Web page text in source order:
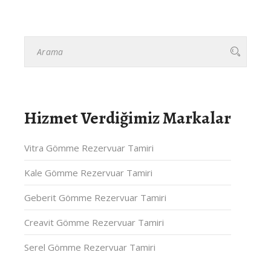
Hizmet Verdiğimiz Markalar
Vitra Gömme Rezervuar Tamiri
Kale Gömme Rezervuar Tamiri
Geberit Gömme Rezervuar Tamiri
Creavit Gömme Rezervuar Tamiri
Serel Gömme Rezervuar Tamiri